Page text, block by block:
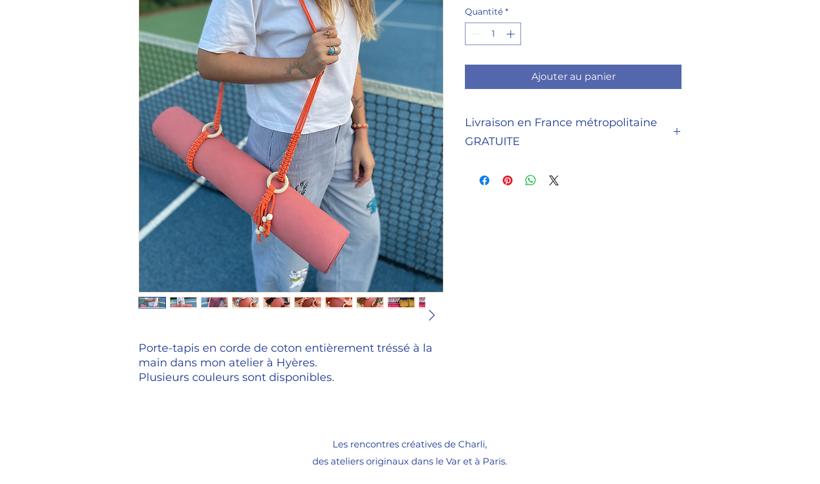
Porte-tapis en corde de coton entièrement tréssé à la
main dans mon atelier à Hyères.
Plusieurs couleurs sont disponibles.
Quantité *
Ajouter au panier
Livraison en France métropolitaine
GRATUITE
de 4 jours.
Les rencontres créatives de Charli,
des ateliers originaux dans le Var et à Paris.